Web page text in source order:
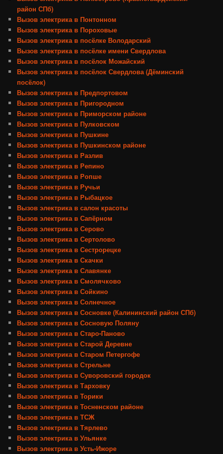
район СПб)
Вызов электрика в Понтонном
Вызов электрика в Пороховые
Вызов электрика в посёлке Володарский
Вызов электрика в посёлке имени Свердлова
Вызов электрика в посёлок Можайский
Вызов электрика в посёлок Свердлова (Дёминский
посёлок)
Вызов электрика в Предпортовом
Вызов электрика в Пригородном
Вызов электрика в Приморском районе
Вызов электрика в Пулковском
Вызов электрика в Пушкине
Вызов электрика в Пушкинском районе
Вызов электрика в Разлив
Вызов электрика в Репино
Вызов электрика в Ропше
Вызов электрика в Ручьи
Вызов электрика в Рыбацкое
Вызов электрика в салон красоты
Вызов электрика в Сапёрном
Вызов электрика в Серово
Вызов электрика в Сертолово
Вызов электрика в Сестрорецке
Вызов электрика в Скачки
Вызов электрика в Славянке
Вызов электрика в Смолячково
Вызов электрика в Сойкино
Вызов электрика в Солнечное
Вызов электрика в Сосновке (Калининский район СПб)
Вызов электрика в Сосновую Поляну
Вызов электрика в Старо-Паново
Вызов электрика в Старой Деревне
Вызов электрика в Старом Петергофе
Вызов электрика в Стрельне
Вызов электрика в Суворовский городок
Вызов электрика в Тарховку
Вызов электрика в Торики
Вызов электрика в Тосненском районе
Вызов электрика в ТСЖ
Вызов электрика в Тярлево
Вызов электрика в Ульянке
Вызов электрика в Усть-Ижоре